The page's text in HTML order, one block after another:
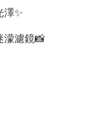
✨
濛濾鏡📸